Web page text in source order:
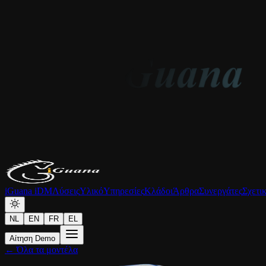
iGuana iDMΛύσειςΥλικόΥπηρεσίεςΚλάδοιΆρθραΣυνεργάτες
NL EN FR EL
Αίτηση Demo
← Όλα τα μοντέλα